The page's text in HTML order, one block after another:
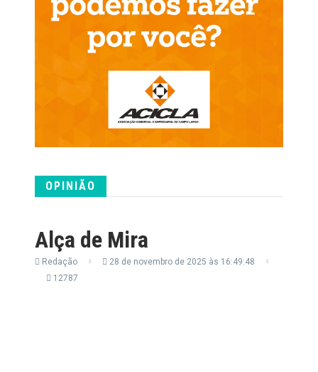
OPINIÃO
Alça de Mira
Redação
28 de novembro de 2025 às 16:49:48
12787